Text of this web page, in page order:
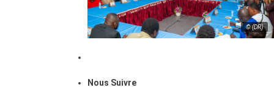
© (DR)
Nous Suivre